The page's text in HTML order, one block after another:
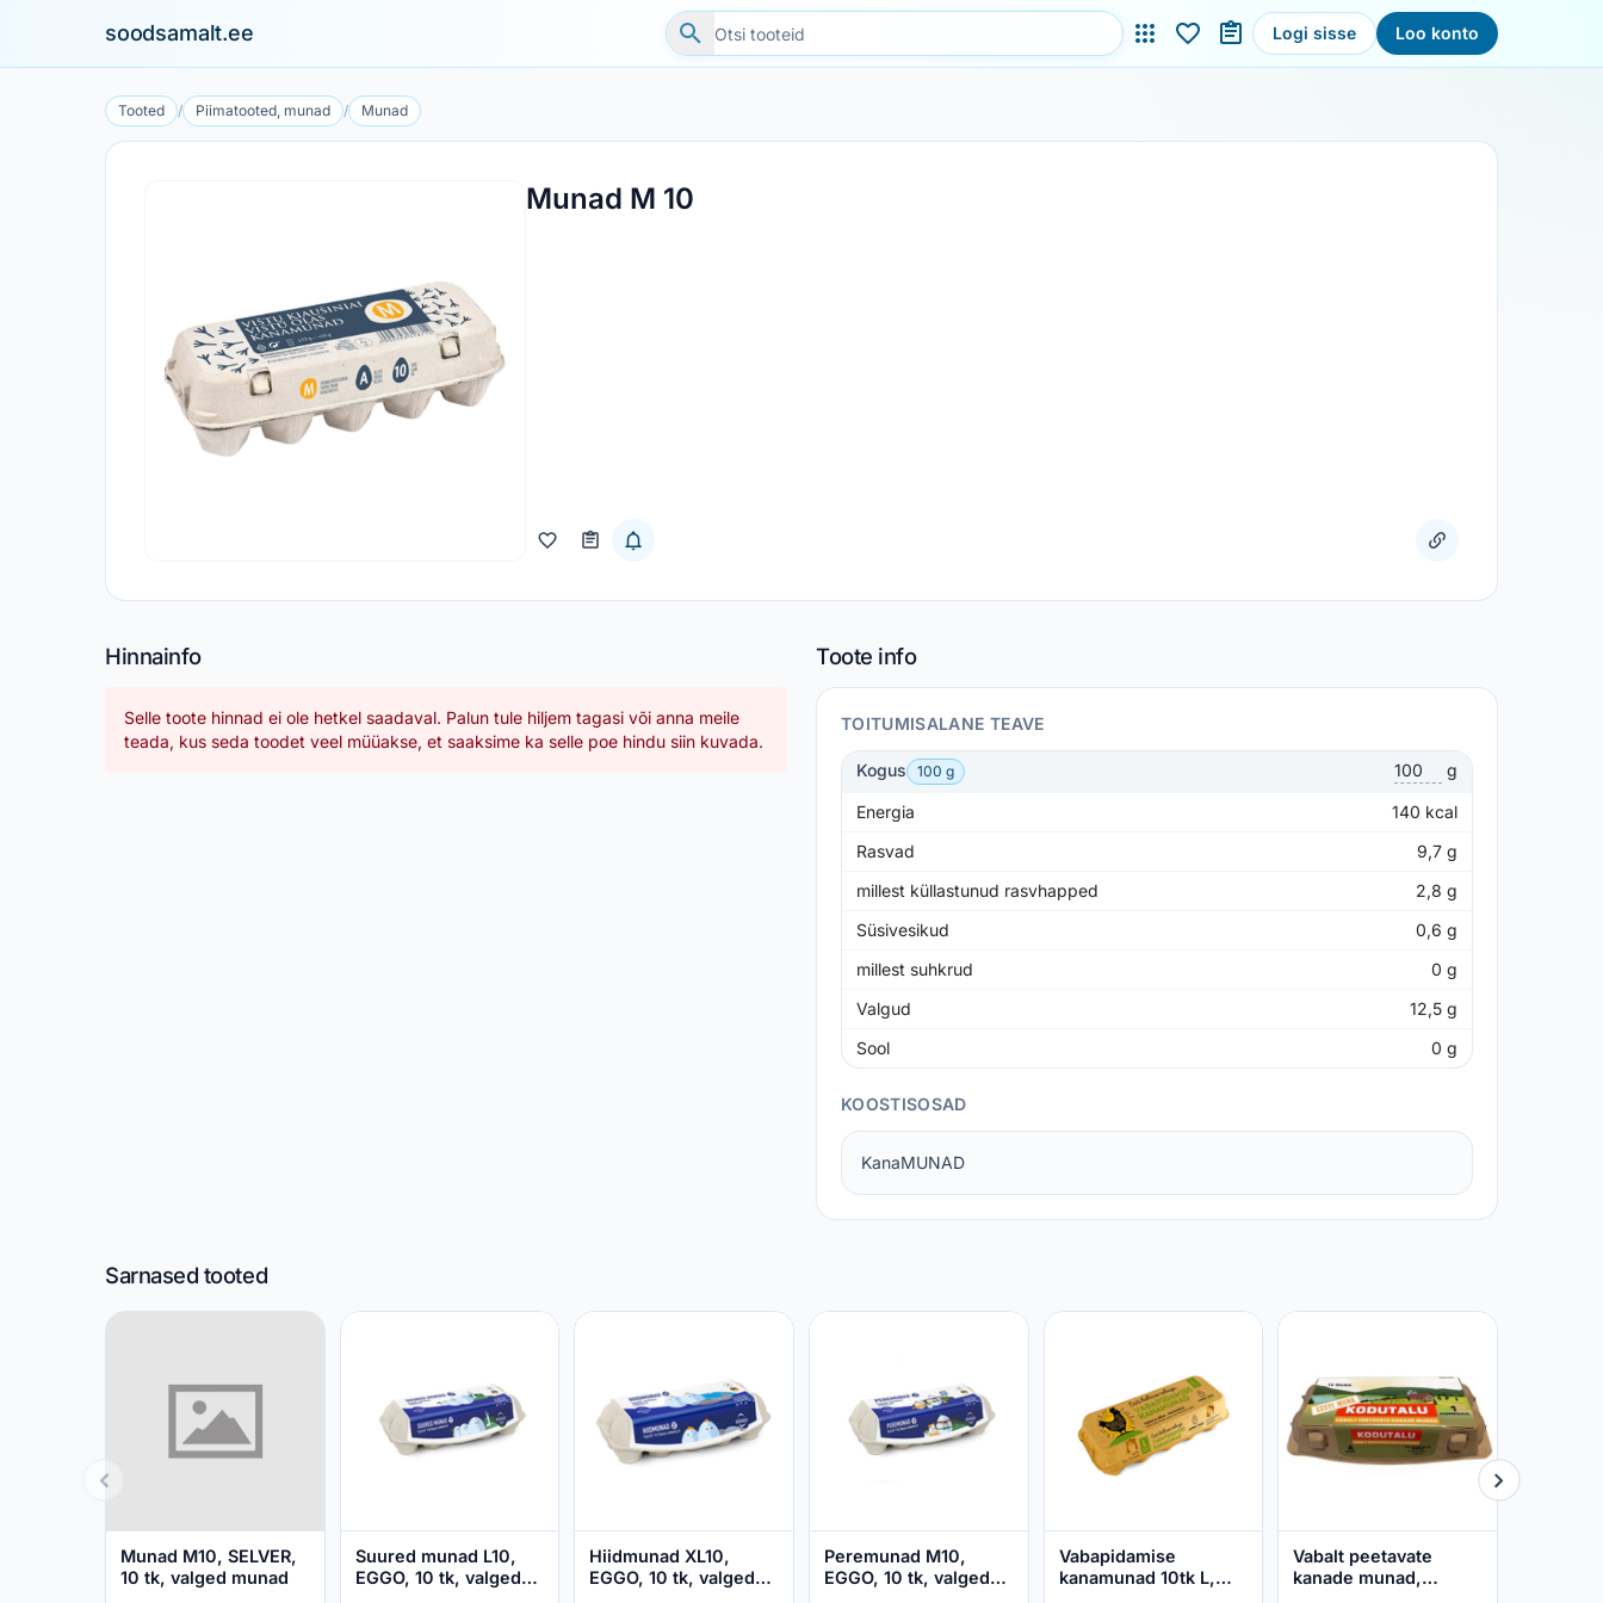
soodsamalt.ee Logi sisse Loo konto
Tooted / Piimatooted, munad / Munad
Munad M 10
Hinnainfo
Selle toote hinnad ei ole hetkel saadaval. Palun tule hiljem tagasi või anna meile
teada, kus seda toodet veel müüakse, et saaksime ka selle poe hindu siin kuvada.
Toote info
TOITUMISALANE TEAVE
Kogus 100 g g
Energia 140 kcal
Rasvad
9,7 g
millest küllastunud rasvhapped
2,8 g
Süsivesikud
0,6 g
millest suhkrud
0 g
Valgud
12,5 g
Sool
0 g
KOOSTISOSAD
KanaMUNAD
Sarnased tooted
Munad M10, SELVER,
10 tk, valged munad
Suured munad L10,
EGGO, 10 tk, valged
Hiidmunad XL10,
EGGO, 10 tk, valged
Peremunad M10,
EGGO, 10 tk, valged
Vabapidamise
kanamunad 10tk L,
Vabalt peetavate
kanade munad,